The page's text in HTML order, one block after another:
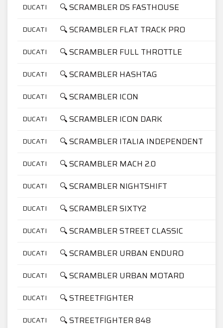
DUCATI 🔍 SCRAMBLER DS FASTHOUSE
DUCATI 🔍 SCRAMBLER FLAT TRACK PRO
DUCATI 🔍 SCRAMBLER FULL THROTTLE
DUCATI 🔍 SCRAMBLER HASHTAG
DUCATI 🔍 SCRAMBLER ICON
DUCATI 🔍 SCRAMBLER ICON DARK
DUCATI 🔍 SCRAMBLER ITALIA INDEPENDENT
DUCATI 🔍 SCRAMBLER MACH 2.0
DUCATI 🔍 SCRAMBLER NIGHTSHIFT
DUCATI 🔍 SCRAMBLER SIXTY2
DUCATI 🔍 SCRAMBLER STREET CLASSIC
DUCATI 🔍 SCRAMBLER URBAN ENDURO
DUCATI 🔍 SCRAMBLER URBAN MOTARD
DUCATI 🔍 STREETFIGHTER
DUCATI 🔍 STREETFIGHTER 848